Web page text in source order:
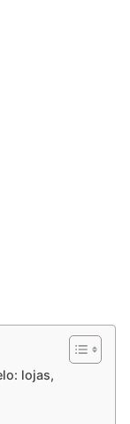
lojas,